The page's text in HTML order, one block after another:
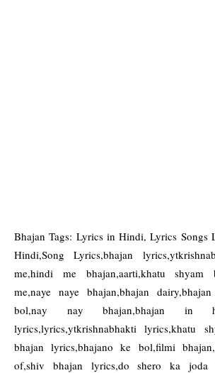
Bhajan Tags: Lyrics in Hindi, Lyrics Songs
Hindi,Song Lyrics,bhajan
me,hindi me bhajan,aarti,khatu shyam
me,naye naye bhajan,bhajan
bol,nay nay bhajan,bhajan in
lyrics,lyrics,ytkrishnabhakti lyrics,khatu
bhajan lyrics,bhajano ke bol,filmi
of,shiv bhajan lyrics,do shero ka joda